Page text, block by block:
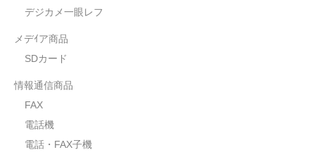
デジカメ一眼レフ
メデｲア商品
SDカード
情報通信商品
FAX
電話機
電話・FAX子機